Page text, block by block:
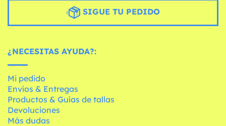
SIGUE TU PEDIDO
¿NECESITAS AYUDA?:
Mi pedido
Envíos & Entregas
Productos & Guías de tallas
Devoluciones
Más dudas